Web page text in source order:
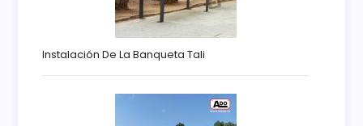
Instalación De La Banqueta Tali